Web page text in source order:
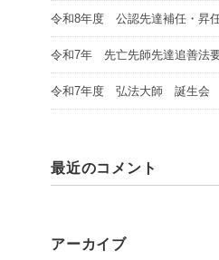
令和8年度 公認先達補任・昇
令和7年 先亡先師先達追善法
令和7年度 弘法大師 誕生会
最近のコメント
アーカイブ